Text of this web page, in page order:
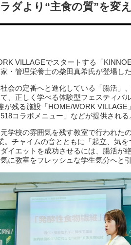
ダより“主食の質”を変
VILLAGEでスタートする「
・管理栄養士の柴田真希氏が登場した
会の定番へと進化している「腸活」
、正しく学べる体験型フェスティバ
が残る施設「HOME/WORK
コラボメニュー」などが提供される
学校の雰囲気を残す教室で行われた
。チャイムの音とともに「起立、気
イエットを成功させるには、腸活が
に教室をフレッシュな学生気分へと引